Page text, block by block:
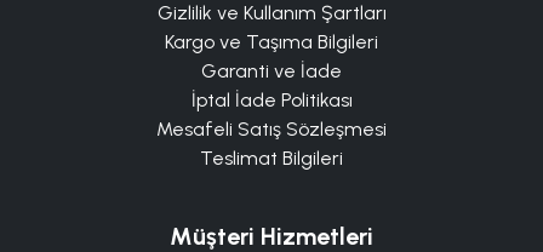
Gizlilik ve Kullanım Şartları
Kargo ve Taşıma Bilgileri
Garanti ve İade
İptal İade Politikası
Mesafeli Satış Sözleşmesi
Teslimat Bilgileri
Müşteri Hizmetleri